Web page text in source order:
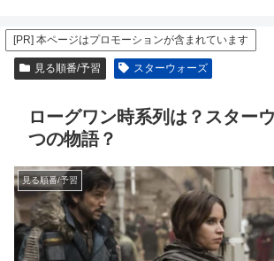
[PR] 本ページはプロモーションが含まれています
見る順番/予習 スターウォーズ
ローグワン時系列は？スター
つの物語？
見る順番/予習